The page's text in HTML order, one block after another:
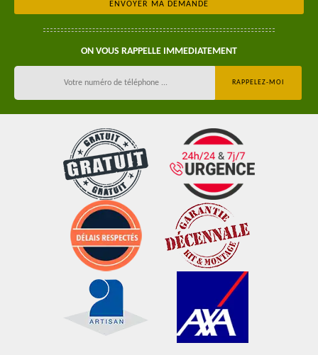
ON VOUS RAPPELLE IMMEDIATEMENT